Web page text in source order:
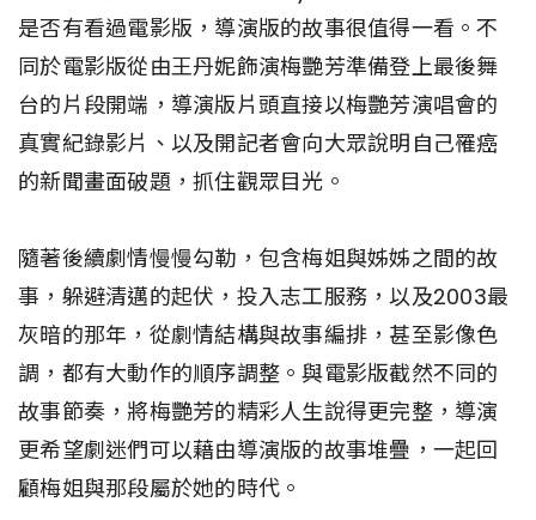
是否有看過電影版，導演版的故事很值得一看。不
同於電影版從由王丹妮飾演梅艷芳準備登上最後舞
台的片段開端，導演版片頭直接以梅艷芳演唱會的
真實紀錄影片、以及開記者會向大眾說明自己罹癌
的新聞畫面破題，抓住觀眾目光。
隨著後續劇情慢慢勾勒，包含梅姐與姊姊之間的故
事，躲避清邁的起伏，投入志工服務，以及2003最
灰暗的那年，從劇情結構與故事編排，甚至影像色
調，都有大動作的順序調整。與電影版截然不同的
故事節奏，將梅艷芳的精彩人生說得更完整，導演
更希望劇迷們可以藉由導演版的故事堆疊，一起回
顧梅姐與那段屬於她的時代。